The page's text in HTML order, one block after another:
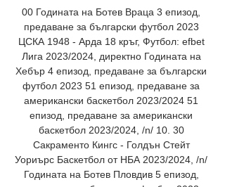
00 Годината на Ботев Враца 3 епизод,
предаване за български футбол 2023
ЦСКА 1948 - Арда 18 кръг, Футбол: efbet
Лига 2023/2024, директно Годината на
Хебър 4 епизод, предаване за български
футбол 2023 51 епизод, предаване за
американски баскетбол 2023/2024 51
епизод, предаване за американски
баскетбол 2023/2024, /n/ 10. 30
Сакраменто Кингс - Голдън Стейт
Уориърс Баскетбол от НБА 2023/2024, /n/
Годината на Ботев Пловдив 5 епизод,